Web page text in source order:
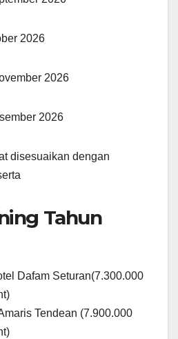
2026
2026
2026
disesuaikan dengan
Tahun
Dafam Seturan(7.300.000
Tendean (7.900.000